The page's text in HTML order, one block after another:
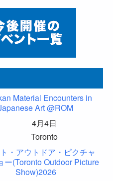
Material Encounters in
Art @ROM
4月4日
Toronto
・アウトドア・ピクチャ
ー(Toronto Outdoor Picture
Show)2026